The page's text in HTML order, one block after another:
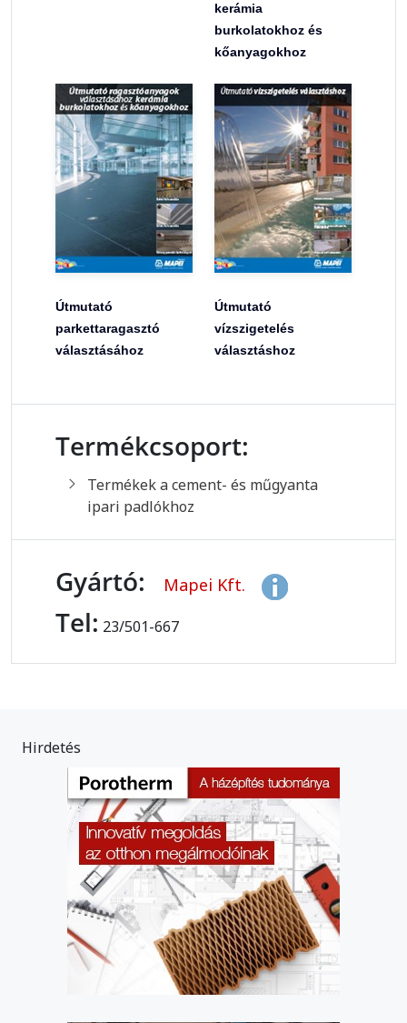
kerámia
burkolatokhoz és
kőanyagokhoz
Útmutató
parkettaragasztó
választásához
Útmutató
vízszigetelés
választáshoz
Termékcsoport:
Termékek a cement- és műgyanta
ipari padlókhoz
Gyártó: Mapei Kft.
Tel: 23/501-667
Hirdetés